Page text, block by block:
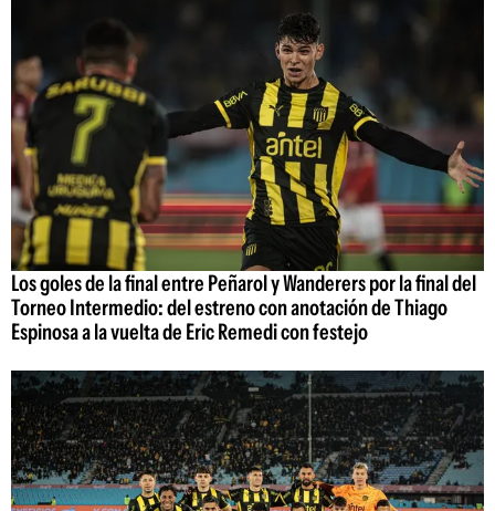
Los goles de la final entre Peñarol y Wanderers por la final del
Torneo Intermedio: del estreno con anotación de Thiago
Espinosa a la vuelta de Eric Remedi con festejo